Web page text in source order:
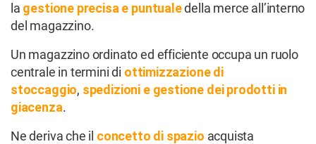
la gestione precisa e puntualedella merce all’interno
del magazzino.
Un magazzino ordinato ed efficiente occupa un ruolo
centrale in termini di ottimizzazione di
stoccaggio, spedizioni e gestione dei prodotti in
giacenza.
Ne deriva che il concetto di spazio acquista